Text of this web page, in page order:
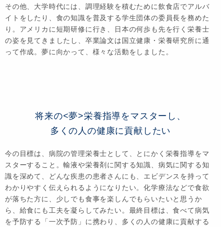
その他、大学時代には、調理経験を積むために飲食店でアルバ
イトをしたり、食の知識を普及する学生団体の委員長を務めた
り。アメリカに短期研修に行き、日本の何歩も先を行く栄養士
の姿を見てきましたし、卒業論文は国立健康・栄養研究所に通
って作成。夢に向かって、様々な活動をしました。
将来の<夢>栄養指導をマスターし、
多くの人の健康に貢献したい
今の目標は、病院の管理栄養士として、とにかく栄養指導をマ
スターすること。輸液や栄養剤に関する知識、病気に関する知
識を深めて、どんな疾患の患者さんにも、エビデンスを持って
わかりやすく伝えられるようになりたい。化学療法などで食欲
が落ちた方に、少しでも食事を楽しんでもらいたいと思うか
ら、給食にも工夫を凝らしてみたい。最終目標は、食べて病気
を予防する「一次予防」に携わり、多くの人の健康に貢献する